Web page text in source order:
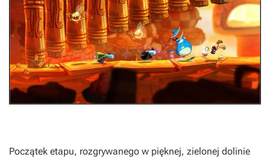
Początek etapu, rozgrywanego w pięknej, zielonej dolinie